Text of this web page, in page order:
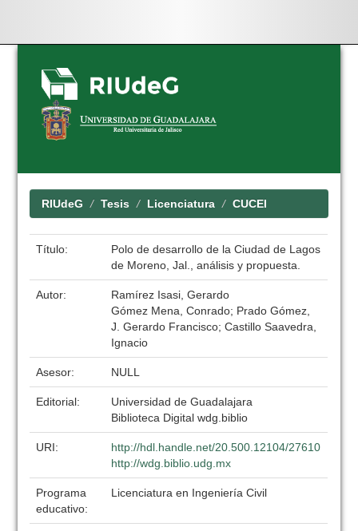
Skip
navigation
RIUdeG Tesis Licenciatura CUCEI
Título:
Polo de desarrollo de la Ciudad de Lagos
de Moreno, Jal., análisis y propuesta.
Autor:
Ramírez Isasi, Gerardo
Gómez Mena, Conrado; Prado Gómez,
J. Gerardo Francisco; Castillo Saavedra,
Ignacio
Asesor: NULL
Editorial:
Universidad de Guadalajara
Biblioteca Digital wdg.biblio
URI:
http://hdl.handle.net/20.500.12104/27610
http://wdg.biblio.udg.mx
Programa
educativo:
Licenciatura en Ingeniería Civil